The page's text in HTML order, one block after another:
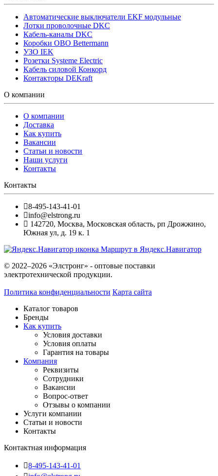
Автоматические выключатели EKF модульные
Лотки проволочные DKC
Кабель-каналы DKC
Коробки OBO Bettermann
УЗО IEK
Розетки Systeme Electric
Кабель силовой Конкорд
Контакторы DEKraft
О компании
О компании
Доставка
Как купить
Вакансии
Статьи и новости
Наши услуги
Контакты
Контакты
8-495-143-41-01
info@elstrong.ru
142720, Москва, Московская область, рп Дрожжино,
Южная ул, д. 19 к. 1
Маршрут в Яндекс.Навигатор
© 2022–2026 «Элстронг» - оптовые поставки
электротехнической продукции.
Политика конфиденциальности Карта сайта
Каталог товаров
Бренды
Как купить
Условия доставки
Условия оплаты
Гарантия на товары
Компания
Реквизиты
Сотрудники
Вакансии
Вопрос-ответ
Отзывы о компании
Услуги компании
Статьи и новости
Контакты
Контактная информация
8-495-143-41-01